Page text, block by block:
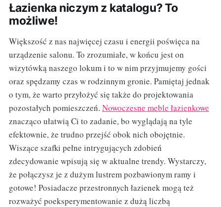
Łazienka niczym z katalogu? To
możliwe!
Większość z nas najwięcej czasu i energii poświęca na
urządzenie salonu. To zrozumiałe, w końcu jest on
wizytówką naszego lokum i to w nim przyjmujemy gości
oraz spędzamy czas w rodzinnym gronie. Pamiętaj jednak
o tym, że warto przyłożyć się także do projektowania
pozostałych pomieszczeń. Nowoczesne meble łazienkowe
znacząco ułatwią Ci to zadanie, bo wyglądają na tyle
efektownie, że trudno przejść obok nich obojętnie.
Wiszące szafki pełne intrygujących zdobień
zdecydowanie wpisują się w aktualne trendy. Wystarczy,
że połączysz je z dużym lustrem pozbawionym ramy i
gotowe! Posiadacze przestronnych łazienek mogą też
rozważyć poeksperymentowanie z dużą liczbą